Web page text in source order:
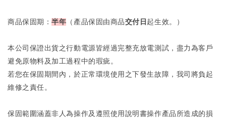
商品保固期：半年 （產品保固由商品交付日 起生效。）
本公司保證出貨之行動電源皆經過完整充放電測試，盡力為客戶
避免原物料及加工過程中的瑕疵。
若您在保固期間內，於正常環境使用之下發生故障，我司將負起
維修之責任。
保固範圍涵蓋非人為操作及遵照使用說明書操作產品所造成的損